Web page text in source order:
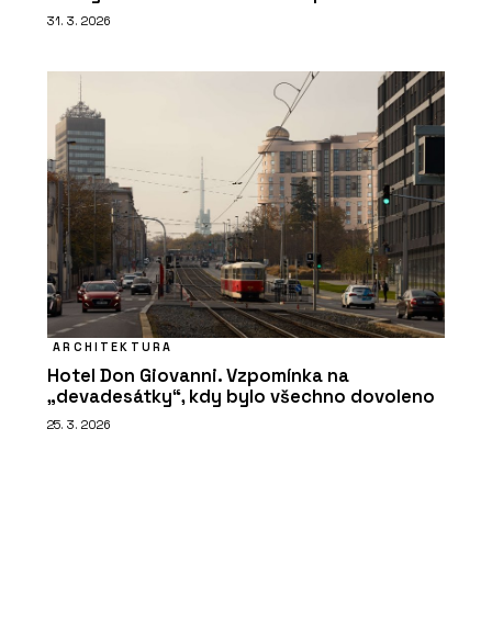
31. 3. 2026
ARCHITEKTURA
Hotel Don Giovanni. Vzpomínka na
„devadesátky“, kdy bylo všechno dovoleno
25. 3. 2026